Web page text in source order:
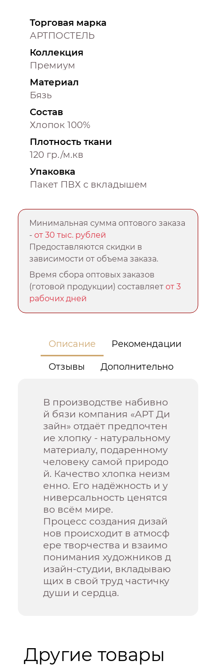
Торговая марка
АРТПОСТЕЛЬ
Коллекция
Премиум
Материал
Бязь
Состав
Хлопок 100%
Плотность ткани
120 гр./м.кв
Упаковка
Пакет ПВХ с вкладышем
Минимальная сумма оптового заказа
-от 30 тыс. рублей
Предоставляются скидки в
зависимости от объема заказа.
Время сбора оптовых заказов
(готовой продукции) составляетот 3
рабочих дней
Описание Рекомендации
Отзывы Дополнительно
В производстве набивно
й бязи компания «АРТ Ди
зайн» отдаёт предпочтен
ие хлопку - натуральному
материалу, подаренному
человеку самой природо
й. Качество хлопка неизм
енно. Его надёжность и у
ниверсальность ценятся
во всём мире.
Процесс создания дизай
нов происходит в атмосф
ере творчества и взаимо
понимания художников д
изайн-студии, вкладываю
щих в свой труд частичку
души и сердца.
Другие товары